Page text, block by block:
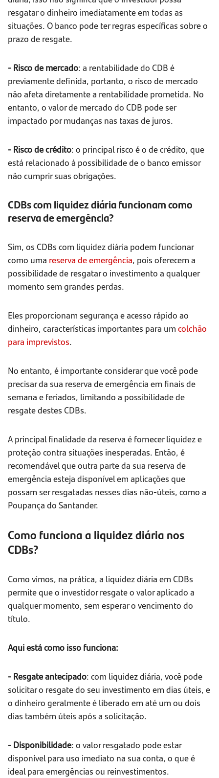
resgatar o dinheiro imediatamente em todas as
situações. O banco pode ter regras específicas sobre o
prazo de resgate.
- Risco de mercado: a rentabilidade do CDB é
previamente definida, portanto, o risco de mercado
não afeta diretamente a rentabilidade prometida. No
entanto, o valor de mercado do CDB pode ser
impactado por mudanças nas taxas de juros.
- Risco de crédito: o principal risco é o de crédito, que
está relacionado à possibilidade de o banco emissor
não cumprir suas obrigações.
CDBs com liquidez diária funcionam como
reserva de emergência?
Sim, os CDBs com liquidez diária podem funcionar
como uma reserva de emergência, pois oferecem a
possibilidade de resgatar o investimento a qualquer
momento sem grandes perdas.
Eles proporcionam segurança e acesso rápido ao
dinheiro, características importantes para um colchão
para imprevistos.
No entanto, é importante considerar que você pode
precisar da sua reserva de emergência em finais de
semana e feriados, limitando a possibilidade de
resgate destes CDBs.
A principal finalidade da reserva é fornecer liquidez e
proteção contra situações inesperadas. Então, é
recomendável que outra parte da sua reserva de
emergência esteja disponível em aplicações que
possam ser resgatadas nesses dias não-úteis, como a
Poupança do Santander.
Como funciona a liquidez diária nos
CDBs?
Como vimos, na prática, a liquidez diária em CDBs
permite que o investidor resgate o valor aplicado a
qualquer momento, sem esperar o vencimento do
título.
Aqui está como isso funciona:
- Resgate antecipado: com liquidez diária, você pode
solicitar o resgate do seu investimento em dias úteis, e
o dinheiro geralmente é liberado em até um ou dois
dias também úteis após a solicitação.
- Disponibilidade: o valor resgatado pode estar
disponível para uso imediato na sua conta, o que é
ideal para emergências ou reinvestimentos.